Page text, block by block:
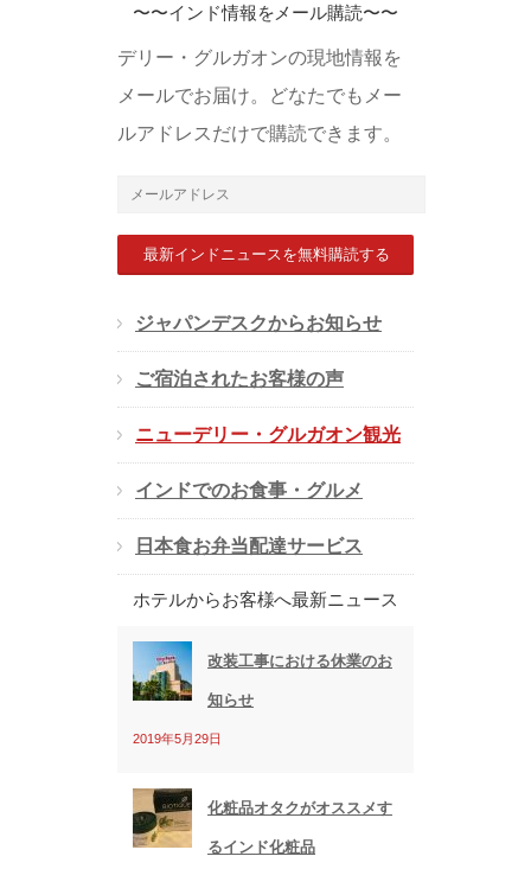
〜〜インド情報をメール購読〜〜
デリー・グルガオンの現地情報を
メールでお届け。どなたでもメー
ルアドレスだけで購読できます。
レ
ジャパンデスクからお知らせ
ご宿泊されたお客様の声
ニューデリー・グルガオン観光
インドでのお食事・グルメ
日本食お弁当配達サービス
ホテルからお客様へ最新ニュース
改装工事における休業のお
知らせ
2019年5月29日
化粧品オタクがオススメす
るインド化粧品